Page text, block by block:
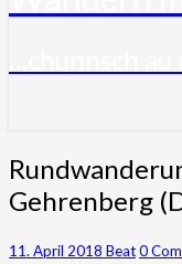
Rundwanderung
ab
Markdorf
den
Gehrenberg
11. April 2018 Beat0